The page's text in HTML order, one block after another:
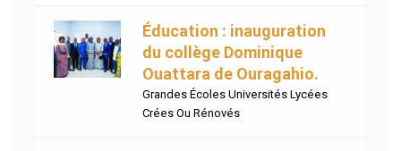
Éducation : inauguration
du collège Dominique
Ouattara de Ouragahio.
Grandes Écoles Universités Lycées
Crées Ou Rénovés